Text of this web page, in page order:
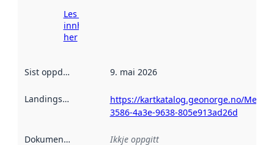
Les meir om
innhenting
her
Sist oppdatert 9. mai 2026
Landingsside
https://kartkatalog.geonorge.no/
3586-4a3e-9638-805e913ad26d
Dokumentasjon Ikkje oppgitt